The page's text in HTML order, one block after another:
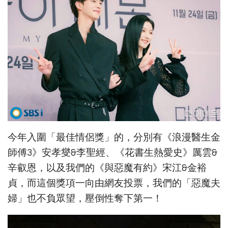
今年入圍「最佳情侶獎」的，分別有《浪漫醫生金
師傅3》安孝燮&李聖經、《花書生熱愛史》厲雲&
辛叡恩，以及我們的《與惡魔有約》宋江&金裕
貞，而這個獎項一向由網友投票，我們的「惡魔夫
婦」也不負眾望，壓倒性奪下第一！